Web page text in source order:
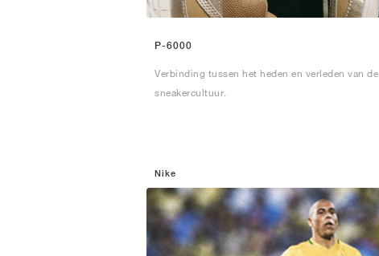
P-6000
Verbinding tussen het heden en verleden van de
sneakercultuur.
Nike